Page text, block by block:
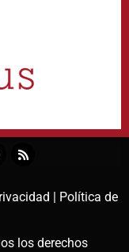
|
Política de
los derechos